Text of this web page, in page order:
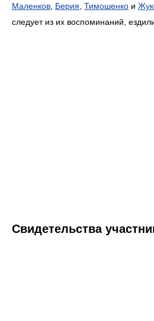
Маленков Берия Тимошенко и
следует из их воспоминаний,
Свидетельства